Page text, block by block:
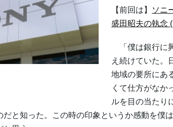
【前回は】
ソニ
盛田昭夫の執念
「僕は銀行に
え続けていた。
地域の要所にあ
くて仕方がなか
ルを目の当たり
だと知った。この時の印象というか感動を僕